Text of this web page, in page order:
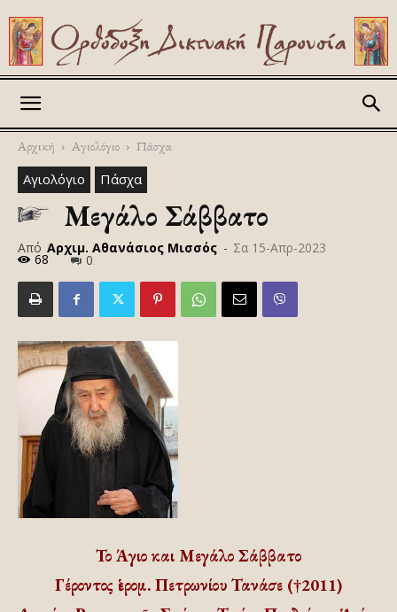
Αρχική Αγιολόγιο Πάσχα
Αγιολόγιο Πάσχα
Μεγάλο Σάββατο
Από Αρχιμ. Αθανάσιος Μισσός - Σα 15-Απρ-2023
68 0
Το Άγιο και Μεγάλο Σάββατο
Γέροντος ἱερομ. Πετρωνίου Τανάσε (†2011)